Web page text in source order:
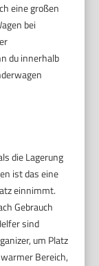
eine großen
bei
du innerhalb
die Lagerung
ist das eine
einnimmt.
Gebrauch
sind
um Platz
Bereich,